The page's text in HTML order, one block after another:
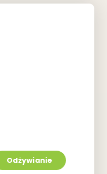
Odżywianie